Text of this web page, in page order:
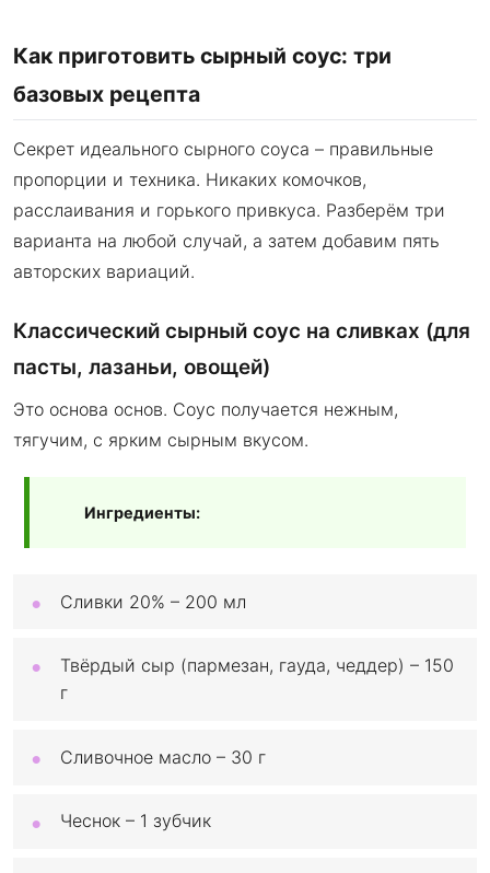
Как приготовить сырный соус: три
базовых рецепта
Секрет идеального сырного соуса – правильные
пропорции и техника. Никаких комочков,
расслаивания и горького привкуса. Разберём три
варианта на любой случай, а затем добавим пять
авторских вариаций.
Классический сырный соус на сливках (для
пасты, лазаньи, овощей)
Это основа основ. Соус получается нежным,
тягучим, с ярким сырным вкусом.
Ингредиенты:
Сливки 20% – 200 мл
Твёрдый сыр (пармезан, гауда, чеддер) – 150
г
Сливочное масло – 30 г
Чеснок – 1 зубчик